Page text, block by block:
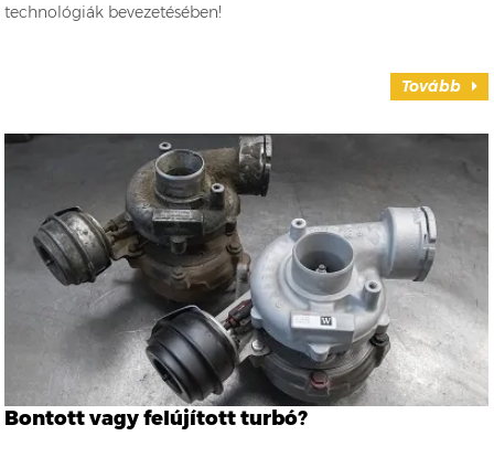
technológiák bevezetésében!
Tovább
Bontott vagy felújított turbó?